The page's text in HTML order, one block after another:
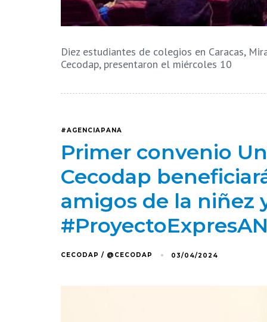
Diez estudiantes de colegios en Caracas,
Cecodap, presentaron el miércoles 10
#AGENCIAPANA
Primer convenio
Cecodap
amigos de la niñez
CECODAP / @CECODAP 03/04/2024